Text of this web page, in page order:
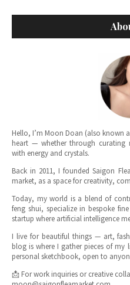
Hello, I’m Moon Doan (also known
heart — whether through curating
with energy and crystals.
Back in 2011, I founded Saigon
market, as a space for creativity,
Today, my world is a blend of
feng shui, specialize in bespoke
startup where artificial intelligence
I live for beautiful things — art,
blog is where I gather pieces of
personal sketchbook, open to
📩 For work inquiries or creative